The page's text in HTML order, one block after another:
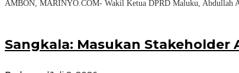
AMBON, MARINYO.COM- Wakil Ketua DPRD Maluku, Abdullah
Sangkala: Masukan Stakeholder